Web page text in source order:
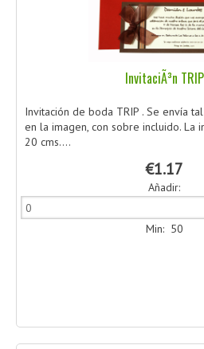
InvitaciÃ³n TRIP
Invitación de boda TRIP . Se envía
en la imagen, con sobre incluido. La
20 cms....
€1.17
Añadir:
Min: 50